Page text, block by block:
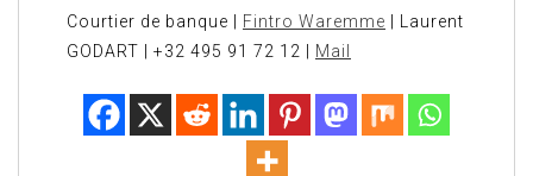
Courtier de banque | Fintro Waremme | Laurent
GODART | +32 495 91 72 12 | Mail